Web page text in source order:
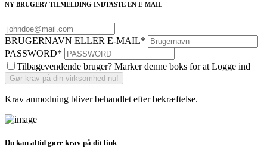
NY BRUGER? TILMELDING INDTASTE EN E-MAIL
BRUGERNAVN ELLER E-MAIL*
PASSWORD*
Tilbagevendende bruger? Marker denne boks for at Logge ind
Krav anmodning bliver behandlet efter bekræftelse.
Du kan altid gøre krav på dit link